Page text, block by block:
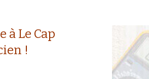
à Le Cap
!